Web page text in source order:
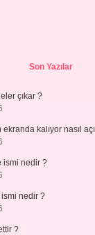
Son Yazılar
çıkar ?
kalıyor nasıl
ismi nedir ?
ismi nedir ?
?